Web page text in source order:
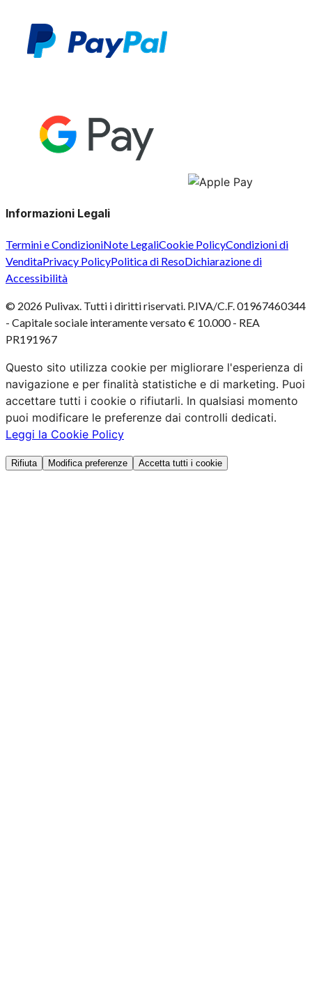
Informazioni Legali
Termini e CondizioniNote LegaliCookie PolicyCondizioni di
VenditaPrivacy PolicyPolitica di ResoDichiarazione di
Accessibilità
© 2026 Pulivax. Tutti i diritti riservati. P.IVA/C.F. 01967460344
- Capitale sociale interamente versato € 10.000 - REA
PR191967
Questo sito utilizza cookie per migliorare l'esperienza di
navigazione e per finalità statistiche e di marketing. Puoi
accettare tutti i cookie o rifiutarli. In qualsiasi momento
puoi modificare le preferenze dai controlli dedicati.
Leggi la Cookie Policy
Rifiuta Modifica preferenze Accetta tutti i cookie